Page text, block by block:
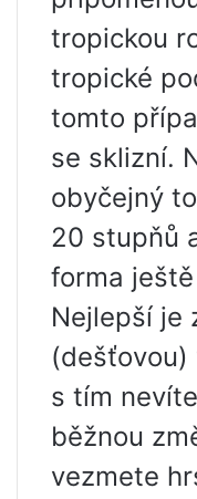
tropickou
tropické
tomto
se sklizní.
obyčejný
20 stupňů
forma
Nejlepší je
(dešťovou)
s tím
běžnou
vezmete